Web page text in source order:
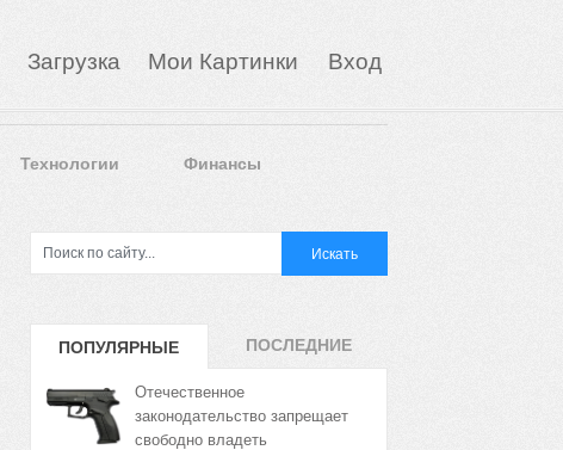
Загрузка Мои Картинки Вход
Технологии Финансы
ПОПУЛЯРНЫЕ
ЗАПИСИ
ПОСЛЕДНИЕ
Отечественное
законодательство запрещает
свободно владеть